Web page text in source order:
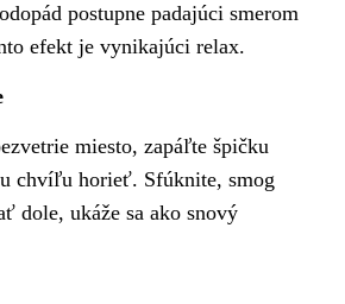
postupne padajúci smerom
efekt je vynikajúci relax.
miesto, zapáľte špičku
chvíľu horieť. Sfúknite, smog
dole, ukáže sa ako snový